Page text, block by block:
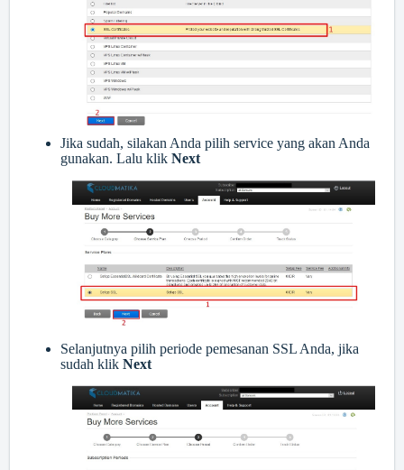
Jika sudah, silakan Anda pilih service yang akan Anda
gunakan. Lalu klik Next
Selanjutnya pilih periode pemesanan SSL Anda, jika
sudah klik Next